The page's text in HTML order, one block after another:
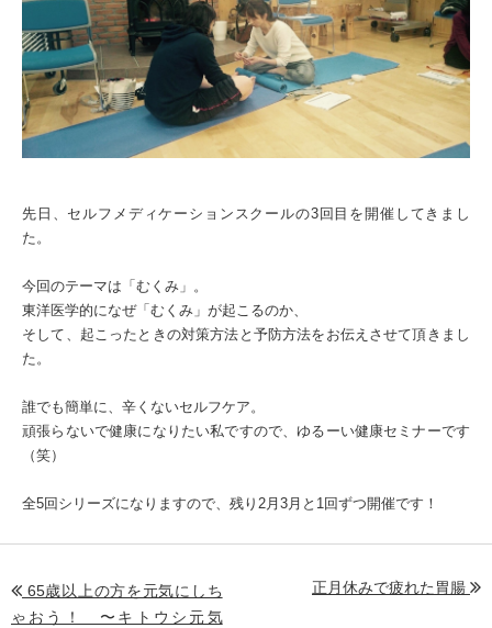
先日、セルフメディケーションスクールの3回目を開催してきまし
た。
今回のテーマは「むくみ」。
東洋医学的になぜ「むくみ」が起こるのか、
そして、起こったときの対策方法と予防方法をお伝えさせて頂きまし
た。
誰でも簡単に、辛くないセルフケア。
頑張らないで健康になりたい私ですので、ゆるーい健康セミナーです
（笑）
全5回シリーズになりますので、残り2月3月と1回ずつ開催です！
65歳以上の方を元気にしち
ゃおう！ 〜キトウシ元気
正月休みで疲れた胃腸